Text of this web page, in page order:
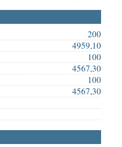
200
4959,10
100
4567,30
100
4567,30